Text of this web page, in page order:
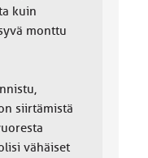
kuin
monttu
siirtämistä
vähäiset